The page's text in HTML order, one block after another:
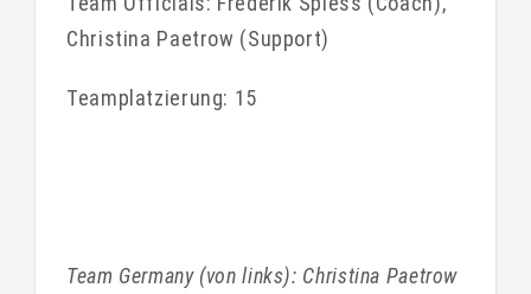
Christina Paetrow (Support)
Teamplatzierung: 15
Team Germany (von links): Christina Paetrow